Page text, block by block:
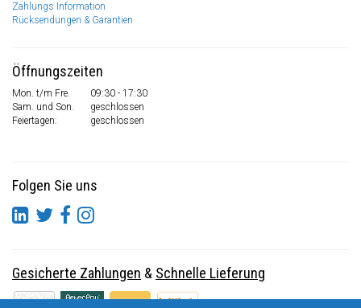
Zahlungs Information
Rücksendungen & Garantien
Öffnungszeiten
Mon. t/m Fre.
09:30 - 17:30
Sam. und Son.
geschlossen
Feiertagen:
geschlossen
Folgen Sie uns
Gesicherte Zahlungen & Schnelle Lieferung